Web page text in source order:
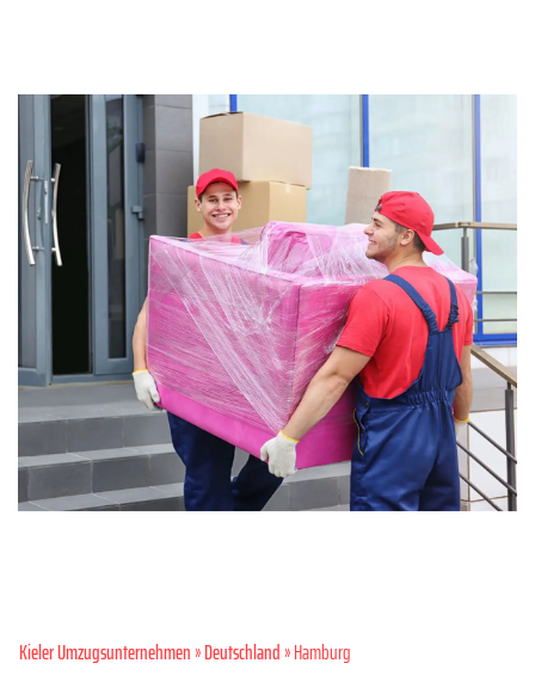
Kieler Umzugsunternehmen»Deutschland» Hamburg